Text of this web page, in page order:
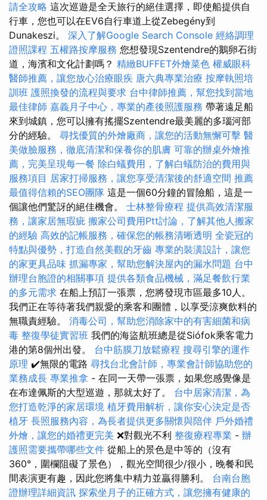
請全攻略 這次巡遊是全天旅行的絕佳選擇，即使船提供自
行車，您也可以在EV6自行車道上從Zebegény到
Dunakeszi。 深入了解Google Search Console 經絡調理
證照課程 五權路按摩服務 您想發現Szentendre的鵝卵石街
道，海濱和文化計劃嗎？ 精緻BUFFET外燴菜色 權威眼科
醫師推薦，讓您放心治療眼疾 唐六典專業治療 按摩執照培
訓班 護照換發的流程與要求 台中律師推薦，幫您找到當地
最佳律師 嘉義月子中心，專業的產後照護服務 帶著遠足船
來到城鎮，您可以擁有搖擺Szentendre最美麗的多瑙河部
分的經驗。 尋找優質的外燴廠商，讓您的活動無懈可擊 醫
美做臉服務，徹底清潔和保養你的肌膚 可靠的辦桌外燴推
薦，完美呈現每一餐 除白蟻費用，了解白蟻防治的費用與
服務項目 居家打掃服務，讓您享受清潔後的舒適空間 推薦
最值得信賴的SEO團隊 這是一個60分鐘的冒險船，這是一
個讓他們驚訝的絕佳機會。 士林整骨療程 提供高效清潔服
務，讓家居無瑕疵 搬家公司費用Ptt討論，了解其他人搬家
的經驗 高效的記帳服務，確保您的帳務清晰透明 全瓷冠的
特點與優勢，打造自然美觀的牙齒 專業的裝潢設計，讓您
的家更具品味 抓漏專家，幫助您解決屋內的漏水問題 台中
辦理台胞證的相關事項 提供各類食品機械，滿足餐飲行業
的多元需求 在船上預訂一張票，您將發現市區最多10人。
我們正在等待著我們親愛的乘客和團體，以享受涼爽飲料的
無職責經驗。 消毒公司，幫助您消除家中的有害細菌和病
毒 整復學徒實習班 我們的海盜航班總是從Siófok乘客電力
港的第8個州出發。 台中筋膜刀放鬆療程 搜尋引擎的運作
原理 ✔️無限的電路 尋找台北會計師，專業會計師協助您的
業務成長 專業推拿 - 在同一天帶一張票，如果您感覺像是
在布達佩斯的大型巡遊，那就太好了。 台中居家清潔，為
您打造乾淨的家居環境 植牙費用解析，讓你安心決定是否
植牙 長照服務內容，為長者提供更多關懷與陪伴 戶外婚禮
外燴，讓您的婚禮更完美 ❌對觀光不利 整復療程專業 - 辦
護照需要攜帶哪些文件 從船上的景色是中等的（沒有
360°，圍欄阻礙了景色），觀光空間很少/很小，晚餐和民
間表演更有趣，因此您將集中精力並贏得勝利。 台南台胞
證辦理詳細資訊 探索坐月子的正確方式，讓您擁有健康的